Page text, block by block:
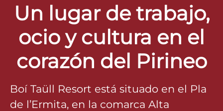
Un lugar de trabajo,
ocio y cultura en el
corazón del Pirineo
Boí Taüll Resort está situado en el Pla
de l’Ermita, en la comarca Alta